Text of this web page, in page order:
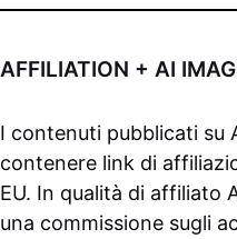
AFFILIATION + AI
I contenuti pubblicati su
contenere link di
EU. In qualità di affiliato
una commissione sugli